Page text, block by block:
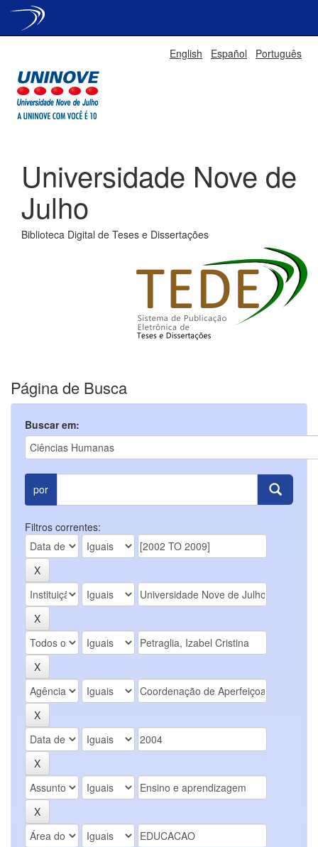
English Español Português
Universidade Nove de
Julho
Biblioteca Digital de Teses e Dissertações
Página de Busca
Buscar em:
por
Filtros correntes: